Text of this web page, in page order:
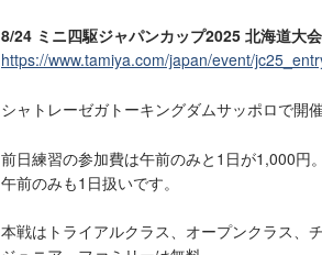
8/24 ミニ四駆ジャパンカップ2025 北海道大会
https://www.tamiya.com/japan/event/
シャトレーゼガトーキングダムサッポロで開
前日練習の参加費は午前のみと1日が1,000円
午前のみも1日扱いです。
本戦はトライアルクラス、オープンクラス、